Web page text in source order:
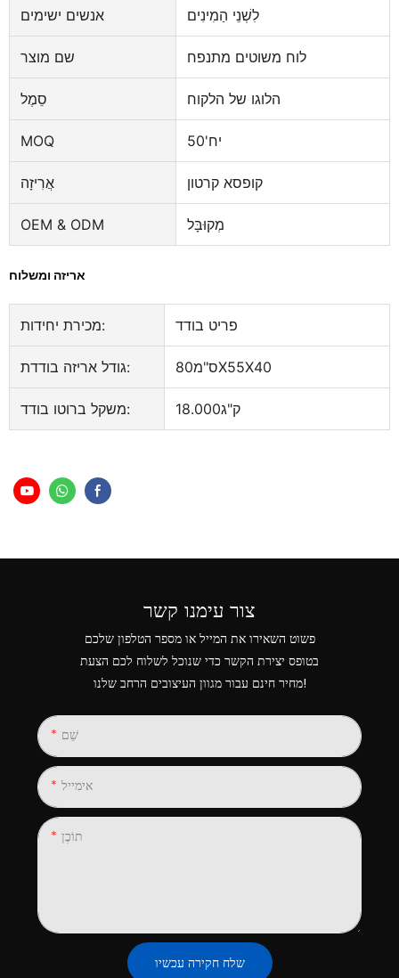
אנשים ישימים לִשְׁנֵי הַמִינִים
שם מוצר לוח משוטים מתנפח
סֵמֶל הלוגו של הלקוח
MOQ יח'50
אֲרִיזָה קופסא קרטון
OEM & ODM מְקוּבָּל
אריזה ומשלוח
מכירת יחידות: פריט בודד
גודל אריזה בודדת: ס"מ80X55X40
משקל ברוטו בודד: ק"ג18.000
צור עימנו קשר
פשוט השאירו את המייל או מספר הטלפון שלכם
בטופס יצירת הקשר כדי שנוכל לשלוח לכם הצעת
מחיר חינם עבור מגוון העיצובים הרחב שלנו!
שֵׁם
אימייל
תוֹכֶן
שלח חקירה עכשיו